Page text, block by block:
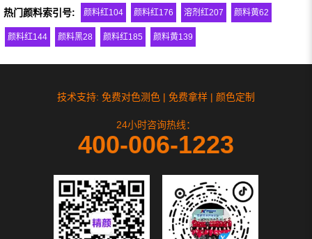
热门颜料索引号: 颜料红104 颜料红176 溶剂红207 颜料黄62
颜料红144 颜料黑28 颜料红185 颜料黄139
技术支持: 免费对色测色 | 免费拿样 | 颜色定制
24小时咨询热线：
400-006-1223